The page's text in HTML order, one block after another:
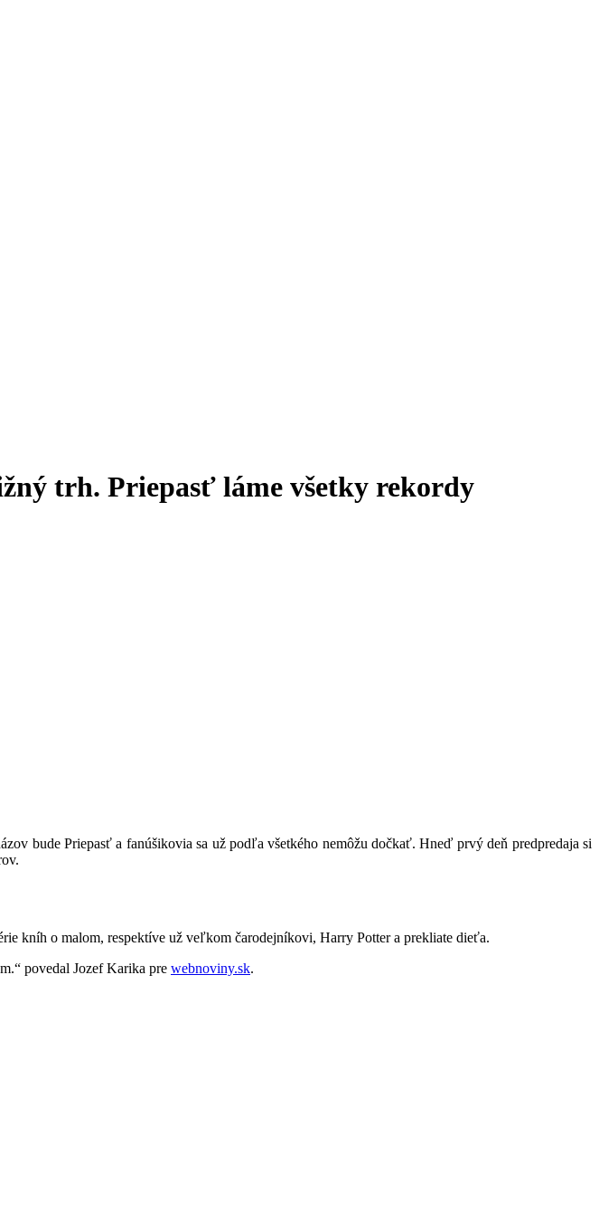
trh. Priepasť láme všetky rekordy
bude Priepasť a fanúšikovia sa už podľa všetkého nemôžu dočkať. Hneď prvý deň predpredaja si
kníh o malom, respektíve už veľkom čarodejníkovi, Harry Potter a prekliate dieťa.
povedal Jozef Karika pre webnoviny.sk.